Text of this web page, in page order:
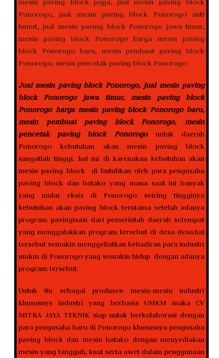
Jual mesin paving block Ponorogo, jual mesin paving
block Ponorogo jawa timur, mesin paving block
Ponorogo harga mesin paving block Ponorogo baru,
mesin pembuat paving block Ponorogo, mesin
pencetak paving block Ponorogo untuk daerah
Ponorogo kebutuhan akan mesin paving block
sangatlah tinggi. hal ini di karenakan kebutuhan akan
mesin paving block di butuhkan oleh para pengusaha
paving block dan batako yang mana saat ini banyak
yang mulai eksis di Ponorogo seiring tingginya
kebutuhan akan paving block terutama setelah adanya
program pavingisasi dari pemerintah daerah setempat
yang menggalakkan program tersebut di desa-desa.hal
tersebut semakin menggeliatkan kehadiran para industri
umkm di Ponorogo yang semakin hidup dengan adanya
program tersebut.
Untuk itu sebagai produsen mesin-mesin industri
khususnys industri yang berbasis UMKM maka CV
MITRA JAYA TEKNIK siap untuk berkolaborasi dengan
para pengusaha baru di Ponorogo khususnya pengusaha
paving block dan mesin batako dengan menyediakan
mesin yang tangguh, kuat serta awet dalam penggunaan